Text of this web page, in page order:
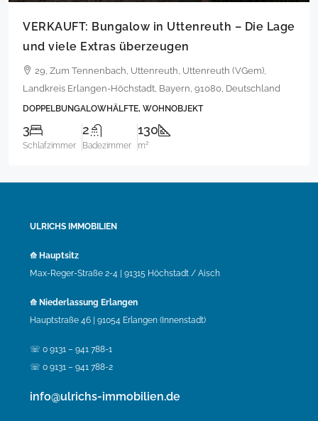
VERKAUFT: Bungalow in Uttenreuth – Die Lage
und viele Extras überzeugen
29, Zum Tennenbach, Uttenreuth, Uttenreuth (VGem),
Landkreis Erlangen-Höchstadt, Bayern, 91080, Deutschland
DOPPELBUNGALOWHÄLFTE, WOHNOBJEKT
3
Schlafzimmer
2
Badezimmer
130
m²
ULRICHS IMMOBILIEN
⟰ Hauptsitz
Max-Reger-Straße 2-4 | 91315 Höchstadt / Aisch
⟰ Niederlassung Erlangen
Hauptstraße 46 | 91054 Erlangen (Innenstadt)
☏ 0 9131 – 941 788-1
☏ 0 9131 – 941 788-2
info@ulrichs-immobilien.de